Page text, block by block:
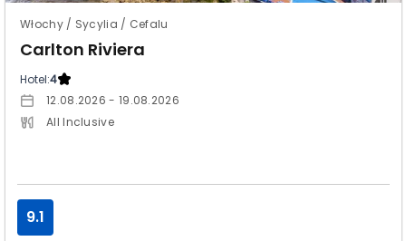
Włochy / Sycylia / Cefalu
Carlton Riviera
Hotel:4
12.08.2026 - 19.08.2026
All Inclusive
9.1